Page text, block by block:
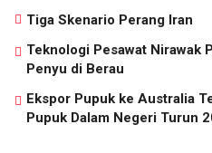
Tiga Skenario Perang Iran
Teknologi Pesawat Nirawak
Penyu di Berau
Ekspor Pupuk ke Australia
Pupuk Dalam Negeri Turun